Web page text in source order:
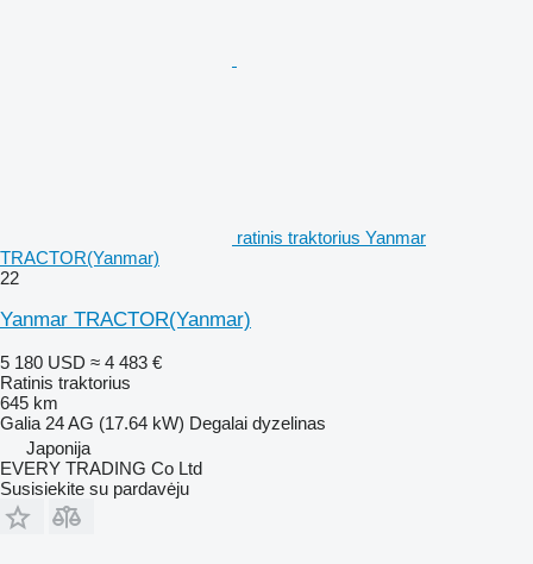
ratinis traktorius Yanmar
TRACTOR(Yanmar)
22
Yanmar TRACTOR(Yanmar)
5 180 USD ≈ 4 483 €
Ratinis traktorius
645 km
Galia 24 AG (17.64 kW) Degalai dyzelinas
Japonija
EVERY TRADING Co Ltd
Susisiekite su pardavėju